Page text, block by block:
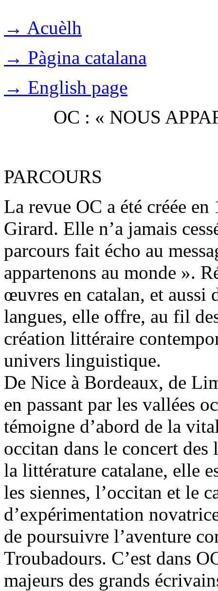
→ Acuèlh
→ Pàgina catalana
→ English page
OC : « NOUS
PARCOURS
La revue OC a été créée
Girard. Elle n’a jamais
parcours fait écho au
appartenons au monde ».
œuvres en catalan, et aussi
langues, elle offre, au fil
création littéraire
univers linguistique.
De Nice à Bordeaux, de
en passant par les vallées
témoigne d’abord de la
occitan dans le concert
la littérature catalane, elle
les siennes, l’occitan et le
d’expérimentation
de poursuivre l’aventure
Troubadours. C’est dans
majeurs des grands